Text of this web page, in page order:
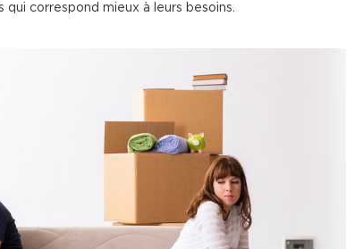
correspond mieux à leurs besoins.